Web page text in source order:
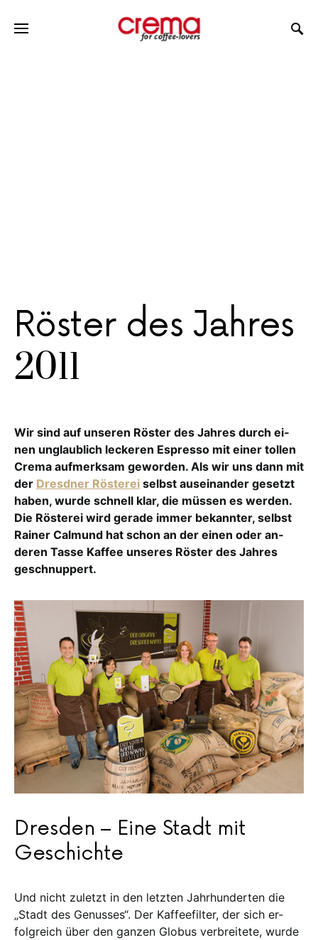
Röster des Jahres
2011
Wir sind auf unseren Röster des Jahres durch ei­
nen unglaublich leckeren Espres­so mit ei­ner tollen
Crema aufmerksam geworden. Als wir uns dann mit
der Dresdner Rös­terei selbst auseinander gesetzt
haben, wurde schnell klar, die müssen es werden.
Die Rös­terei wird gerade immer bekannter, selbst
Rai­ner Calmund hat schon an der einen oder an­
deren Tasse Kaffee unseres Röster des Jah­res
geschnuppert.
Dresden – Eine Stadt mit
Geschichte
Und nicht zuletzt in den letz­ten Jahrhunderten die
„Stadt des Ge­nus­ses“. Der Kaffeefilter, der sich er­
folg­reich über den ganzen Globus ver­brei­­tete, wurde